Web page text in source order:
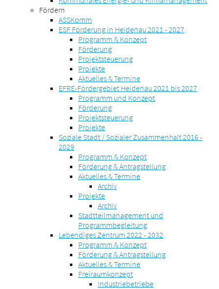
Fördern
ASSKomm
ESF Förderung in Heidenau 2021 - 2027
Programm & Konzept
Förderung
Projektsteuerung
Projekte
Aktuelles & Termine
EFRE-Fördergebiet Heidenau 2021 bis 2027
Programm und Konzept
Förderung
Projektsteuerung
Projekte
Soziale Stadt / Sozialer Zusammenhalt 2016 -
2029
Programm & Konzept
Förderung & Antragstellung
Aktuelles & Termine
Archiv
Projekte
Archiv
Stadtteilmanagement und
Programmbegleitung
Lebendiges Zentrum 2022 - 2032
Programm & Konzept
Förderung & Antragstellung
Aktuelles & Termine
Freiraumkonzept
Industriebetriebe